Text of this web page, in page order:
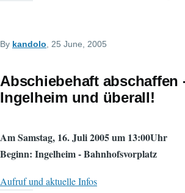
By kandolo, 25 June, 2005
Abschiebehaft abschaffen
Ingelheim und überall!
Am Samstag, 16. Juli 2005 um 13:00Uhr
Beginn: Ingelheim - Bahnhofsvorplatz
Aufruf und aktuelle Infos